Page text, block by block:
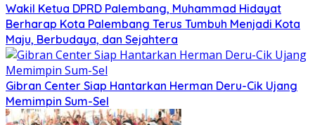
Wakil Ketua DPRD Palembang, Muhammad Hidayat
Berharap Kota Palembang Terus Tumbuh Menjadi Kota
Maju, Berbudaya, dan Sejahtera
Gibran Center Siap Hantarkan Herman Deru-Cik Ujang
Memimpin Sum-Sel